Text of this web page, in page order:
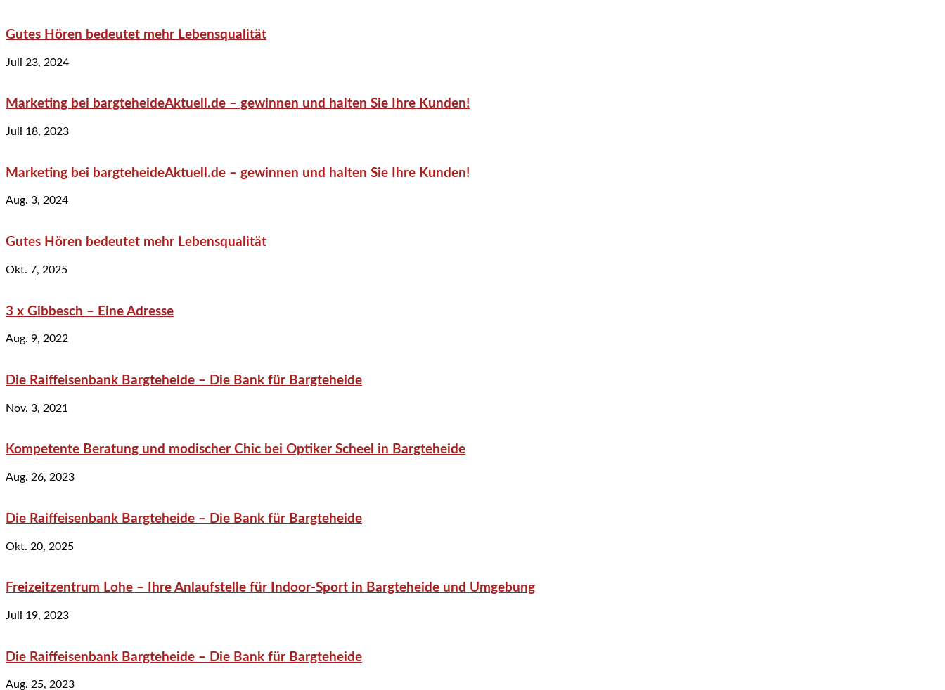
Gutes Hören bedeutet mehr Lebensqualität
Juli 23, 2024
Marketing bei bargteheideAktuell.de – gewinnen und halten Sie Ihre Kunden!
Juli 18, 2023
Marketing bei bargteheideAktuell.de – gewinnen und halten Sie Ihre Kunden!
Aug. 3, 2024
Gutes Hören bedeutet mehr Lebensqualität
Okt. 7, 2025
3 x Gibbesch – Eine Adresse
Aug. 9, 2022
Die Raiffeisenbank Bargteheide – Die Bank für Bargteheide
Nov. 3, 2021
Kompetente Beratung und modischer Chic bei Optiker Scheel in Bargteheide
Aug. 26, 2023
Die Raiffeisenbank Bargteheide – Die Bank für Bargteheide
Okt. 20, 2025
Freizeitzentrum Lohe – Ihre Anlaufstelle für Indoor-Sport in Bargteheide und Umgebung
Juli 19, 2023
Die Raiffeisenbank Bargteheide – Die Bank für Bargteheide
Aug. 25, 2023